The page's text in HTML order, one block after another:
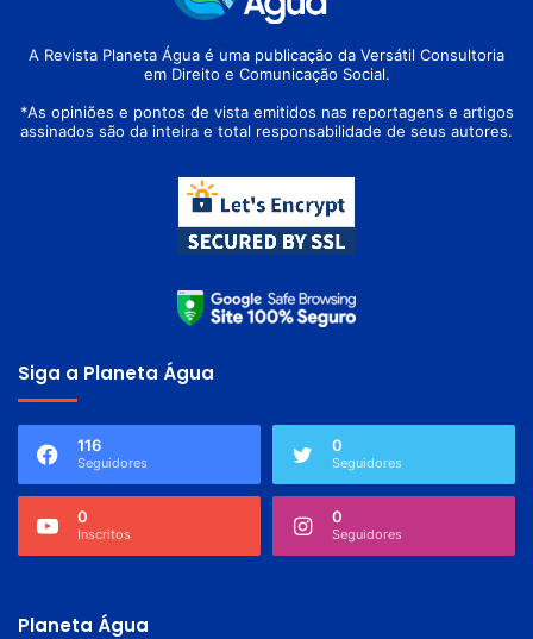
A Revista Planeta Água é uma publicação da Versátil Consultoria
em Direito e Comunicação Social.
*As opiniões e pontos de vista emitidos nas reportagens e artigos
assinados são da inteira e total responsabilidade de seus autores.
Siga a Planeta Água
116
Seguidores
0
Seguidores
0
Inscritos
0
Seguidores
Planeta Água